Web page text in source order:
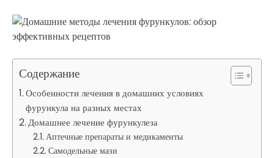
Содержание
Особенности лечения в домашних условиях
фурункула на разных местах
Домашнее лечение фурункулеза
Аптечные препараты и медикаменты
Самодельные мази